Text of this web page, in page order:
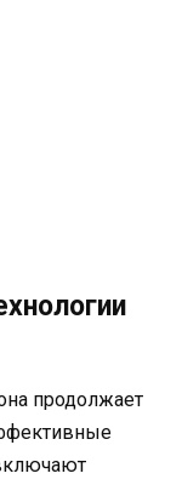
продолжает